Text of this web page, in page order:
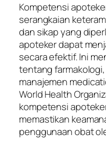
Kompetensi
serangkaian
dan sikap yang
apoteker dapat
secara efektif. Ini
tentang
manajemen
World Health
kompetensi
memastikan
penggunaan obat